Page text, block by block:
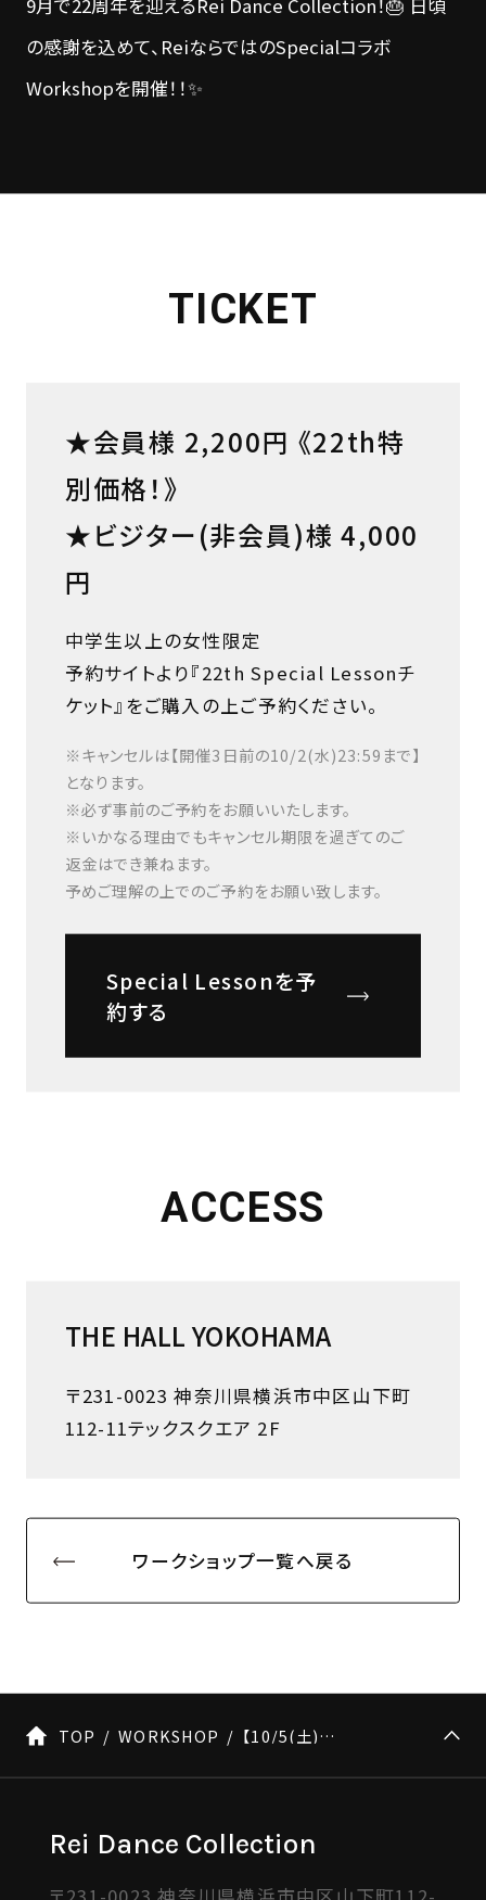
9月で22周年を迎えるRei Dance Collection！🎂 日頃
の感謝を込めて、ReiならではのSpecialコラボ
Workshopを開催！！✨
TICKET
★会員様 2,200円 《22th特
別価格！》
★ビジター(非会員)様 4,000
円
中学生以上の女性限定
予約サイトより『22th Special Lessonチ
ケット』をご購入の上ご予約ください。
※キャンセルは【開催3日前の10/2(水)23:59まで】
となります。
※必ず事前のご予約をお願いいたします。
※いかなる理由でもキャンセル期限を過ぎてのご
返金はでき兼ねます。
予めご理解の上でのご予約をお願い致します。
Special Lessonを予
約する
ACCESS
THE HALL YOKOHAMA
〒231-0023 神奈川県横浜市中区山下町
112-11テックスクエア 2F
ワークショップ一覧へ戻る
TOP WORKSHOP 【10/5(土)開催！】yayoi×かわばたみづき 22th Special Lesson
Rei Dance Collection